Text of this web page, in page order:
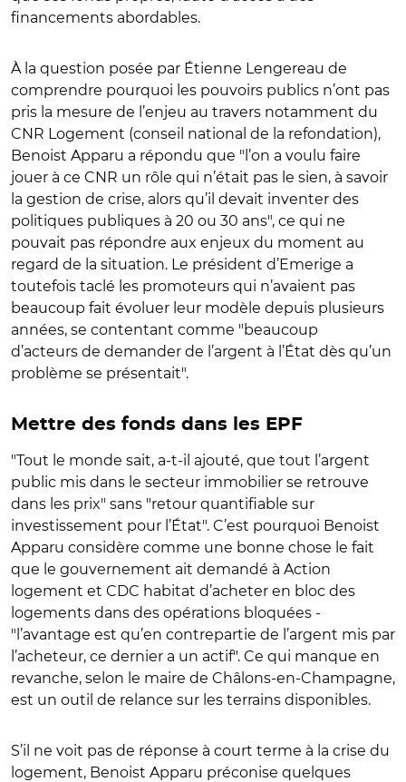
financements abordables.
À la question posée par Étienne Lengereau de
comprendre pourquoi les pouvoirs publics n’ont pas
pris la mesure de l’enjeu au travers notamment du
CNR Logement (conseil national de la refondation),
Benoist Apparu a répondu que "l’on a voulu faire
jouer à ce CNR un rôle qui n’était pas le sien, à savoir
la gestion de crise, alors qu’il devait inventer des
politiques publiques à 20 ou 30 ans", ce qui ne
pouvait pas répondre aux enjeux du moment au
regard de la situation. Le président d’Emerige a
toutefois taclé les promoteurs qui n’avaient pas
beaucoup fait évoluer leur modèle depuis plusieurs
années, se contentant comme "beaucoup
d’acteurs de demander de l’argent à l’État dès qu’un
problème se présentait".
Mettre des fonds dans les EPF
"Tout le monde sait, a-t-il ajouté, que tout l’argent
public mis dans le secteur immobilier se retrouve
dans les prix" sans "retour quantifiable sur
investissement pour l’État". C’est pourquoi Benoist
Apparu considère comme une bonne chose le fait
que le gouvernement ait demandé à Action
logement et CDC habitat d’acheter en bloc des
logements dans des opérations bloquées -
"l’avantage est qu’en contrepartie de l’argent mis par
l’acheteur, ce dernier a un actif". Ce qui manque en
revanche, selon le maire de Châlons-en-Champagne,
est un outil de relance sur les terrains disponibles.
S’il ne voit pas de réponse à court terme à la crise du
logement, Benoist Apparu préconise quelques